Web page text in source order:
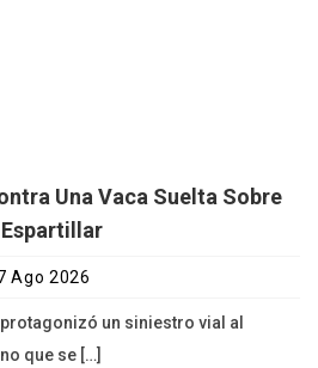
Una Vaca Suelta Sobre
Espartillar
Ago 2026
un siniestro vial al
que se […]